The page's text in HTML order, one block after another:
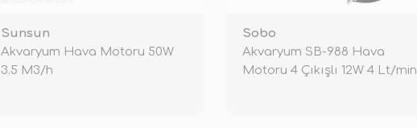
Sunsun
Akvaryum Hava Motoru 50W
3.5 M3/h
Sobo
Akvaryum SB-988 Hava
Motoru 4 Çıkışlı 12W 4 Lt/min